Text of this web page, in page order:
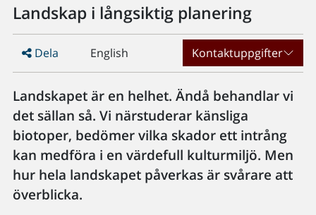
Landskap i långsiktig planering
Dela English Kontaktuppgifter
Landskapet är en helhet. Ändå behandlar vi
det sällan så. Vi närstuderar känsliga
biotoper, bedömer vilka skador ett intrång
kan medföra i en värdefull kulturmiljö. Men
hur hela landskapet påverkas är svårare att
överblicka.